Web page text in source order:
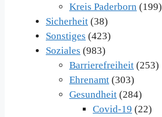
Kreis Paderborn (199)
Sicherheit (38)
Sonstiges (423)
Soziales (983)
Barrierefreiheit (253)
Ehrenamt (303)
Gesundheit (284)
Covid-19 (22)